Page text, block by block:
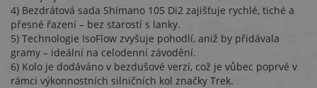
4) Bezdrátová sada Shimano 105 Di2 zajišťuje rychlé, tiché a
přesné řazení – bez starostí s lanky.
5) Technologie IsoFlow zvyšuje pohodlí, aniž by přidávala
gramy – ideální na celodenní závodění.
6) Kolo je dodáváno v bezdušové verzi, což je vůbec poprvé v
rámci výkonnostních silničních kol značky Trek.